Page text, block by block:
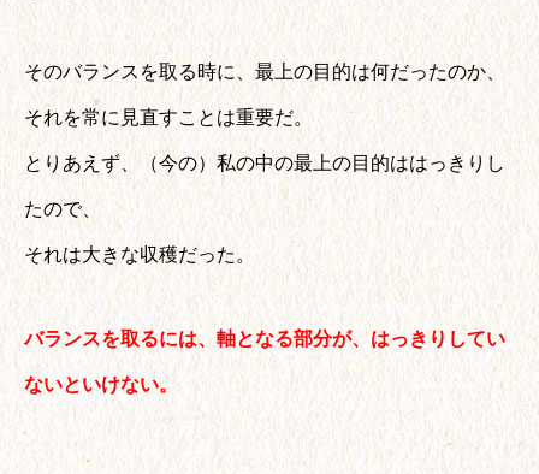
そのバランスを取る時に、最上の目的は何だったのか、
それを常に見直すことは重要だ。
とりあえず、（今の）私の中の最上の目的ははっきりし
たので、
それは大きな収穫だった。
バランスを取るには、軸となる部分が、はっきりしてい
ないといけない。